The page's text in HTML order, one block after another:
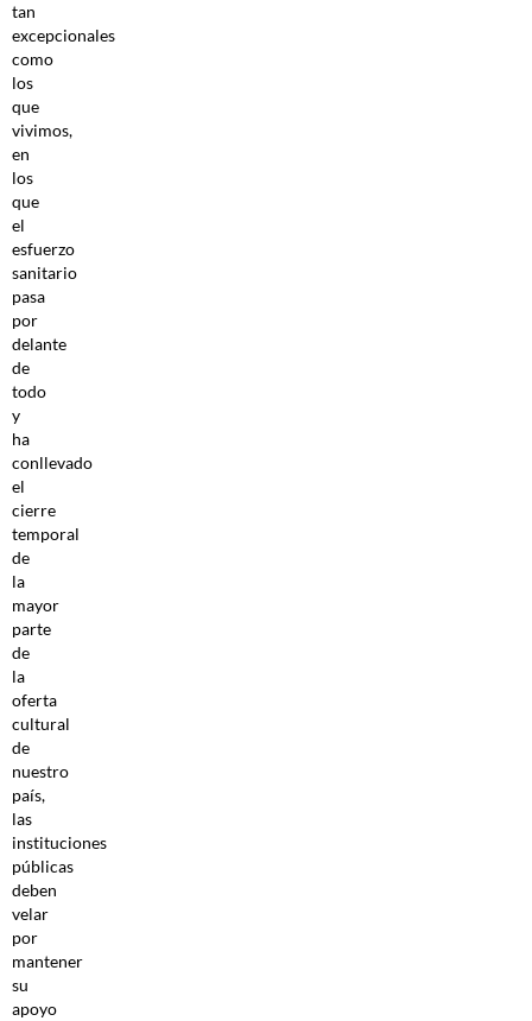
tan
excepcionales
como
los
que
vivimos,
en
los
que
el
esfuerzo
sanitario
pasa
por
delante
de
todo
y
ha
conllevado
el
cierre
temporal
de
la
mayor
parte
de
la
oferta
cultural
de
nuestro
país,
las
instituciones
públicas
deben
velar
por
mantener
su
apoyo